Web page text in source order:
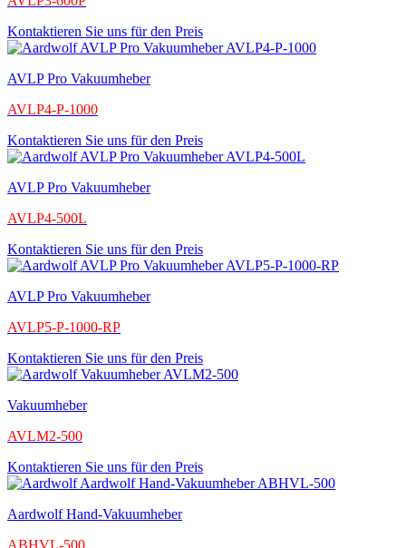
Kontaktieren Sie uns für den Preis
AVLP Pro Vakuumheber
AVLP4-P-1000
Kontaktieren Sie uns für den Preis
AVLP Pro Vakuumheber
AVLP4-500L
Kontaktieren Sie uns für den Preis
AVLP Pro Vakuumheber
AVLP5-P-1000-RP
Kontaktieren Sie uns für den Preis
Vakuumheber
AVLM2-500
Kontaktieren Sie uns für den Preis
Aardwolf Hand-Vakuumheber
ABHVL-500